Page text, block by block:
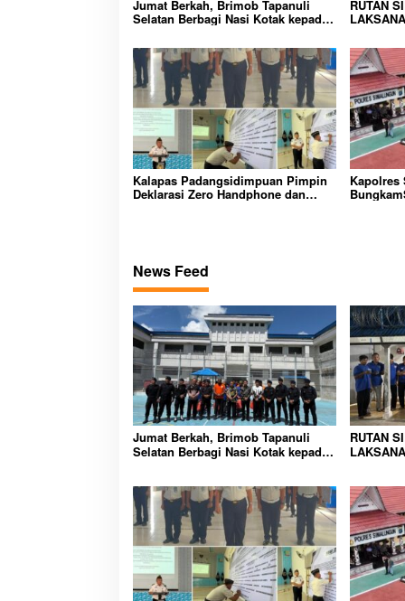
s
Jumat Berkah, Brimob Tapanuli
Selatan Berbagi Nasi Kotak kepada
Sipirok
RUTAN
Kalapas Padangsidimpuan Pimpin
Deklarasi Zero Handphone dan
Kapolres
News Feed
Jumat Berkah, Brimob Tapanuli
Selatan Berbagi Nasi Kotak kepada
RUTAN